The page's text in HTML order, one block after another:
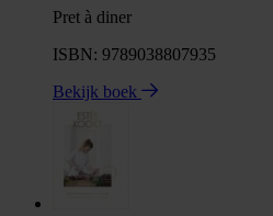
Pret à diner
ISBN: 9789038807935
Bekijk boek